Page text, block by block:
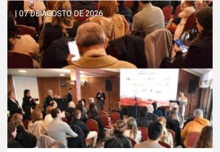
| 07 DE AGOSTO DE 2026